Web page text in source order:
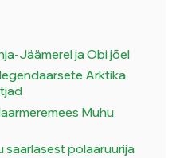
Jäämerel ja Obi jõel
Arktika
Muhu
saarlasest polaaruurija